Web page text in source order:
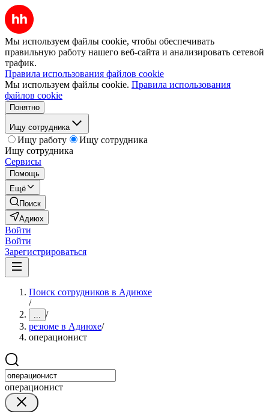
Мы используем файлы cookie, чтобы обеспечивать
правильную работу нашего веб-сайта и анализировать сетевой
трафик.
Правила использования файлов cookie
Мы используем файлы cookie. Правила использования
файлов cookie
Понятно
Ищу сотрудника
Ищу работу
Ищу сотрудника
Ищу сотрудника
Сервисы
Помощь
Ещё
Поиск
Адиюх
Войти
Войти
Зарегистрироваться
Поиск сотрудников в Адиюхе
/
... /
резюме в Адиюхе/
операционист
операционист